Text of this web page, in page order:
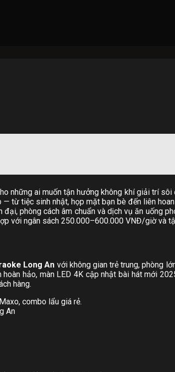
những ai muốn tận hưởng không khí giải trí
từ tiệc sinh nhật, họp mặt bạn bè đến liên
đại, phòng cách âm chuẩn và dịch vụ ăn uống
với ngân sách 250.000–600.000 VNĐ/giờ và
Long An với không gian trẻ trung, phòng
hảo, màn LED 4K cập nhật bài hát mới
hàng.
combo lẩu giá rẻ.
An